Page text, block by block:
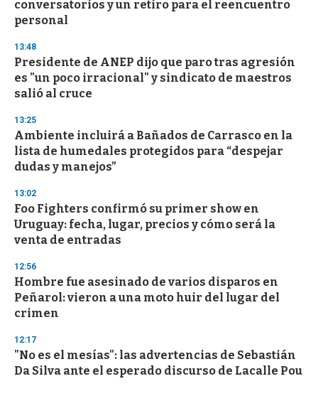
conversatorios y un retiro para el reencuentro
personal
13:48
Presidente de ANEP dijo que paro tras agresión
es "un poco irracional" y sindicato de maestros
salió al cruce
13:25
Ambiente incluirá a Bañados de Carrasco en la
lista de humedales protegidos para “despejar
dudas y manejos”
13:02
Foo Fighters confirmó su primer show en
Uruguay: fecha, lugar, precios y cómo será la
venta de entradas
12:56
Hombre fue asesinado de varios disparos en
Peñarol: vieron a una moto huir del lugar del
crimen
12:17
"No es el mesías": las advertencias de Sebastián
Da Silva ante el esperado discurso de Lacalle Pou